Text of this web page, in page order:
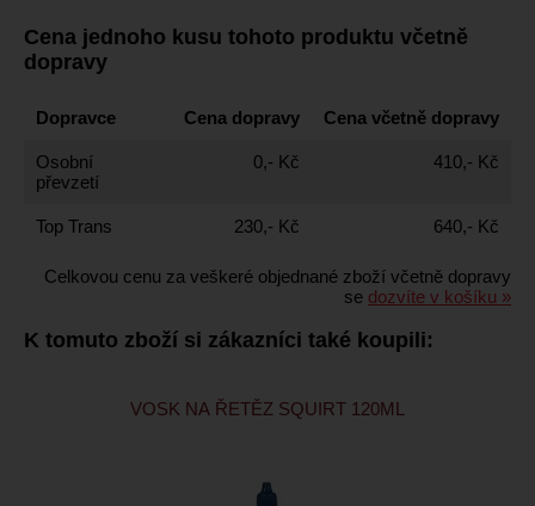
Cena jednoho kusu tohoto produktu včetně
dopravy
Dopravce Cena dopravy Cena včetně dopravy
Osobní
převzetí
0,- Kč 410,- Kč
Top Trans 230,- Kč 640,- Kč
Celkovou cenu za veškeré objednané zboží včetně dopravy
se dozvíte v košíku »
K tomuto zboží si zákazníci také koupili:
VOSK NA ŘETĚZ SQUIRT 120ML